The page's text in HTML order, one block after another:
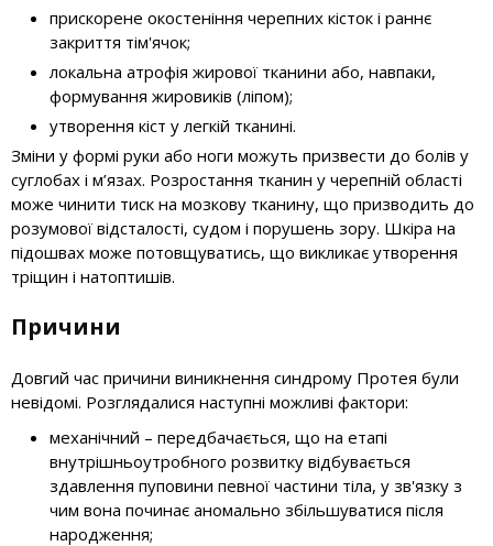
прискорене окостеніння черепних кісток і раннє
закриття тім'ячок;
локальна атрофія жирової тканини або, навпаки,
формування жировиків (ліпом);
утворення кіст у легкій тканині.
Зміни у формі руки або ноги можуть призвести до болів у
суглобах і м’язах. Розростання тканин у черепній області
може чинити тиск на мозкову тканину, що призводить до
розумової відсталості, судом і порушень зору. Шкіра на
підошвах може потовщуватись, що викликає утворення
тріщин і натоптишів.
Причини
Довгий час причини виникнення синдрому Протея були
невідомі. Розглядалися наступні можливі фактори:
механічний – передбачається, що на етапі
внутрішньоутробного розвитку відбувається
здавлення пуповини певної частини тіла, у зв'язку з
чим вона починає аномально збільшуватися після
народження;